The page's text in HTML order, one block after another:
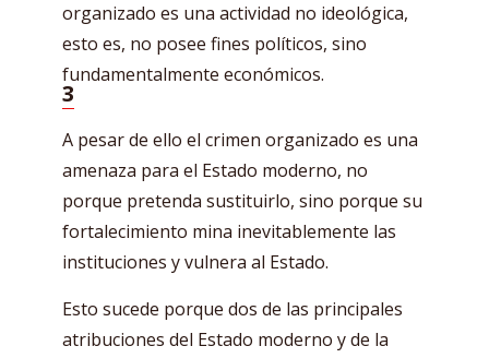
organizado es una actividad no ideológica,
esto es, no posee fines políticos, sino
fundamentalmente económicos.
3
A pesar de ello el crimen organizado es una
amenaza para el Estado moderno, no
porque pretenda sustituirlo, sino porque su
fortalecimiento mina inevitablemente las
instituciones y vulnera al Estado.
Esto sucede porque dos de las principales
atribuciones del Estado moderno y de la